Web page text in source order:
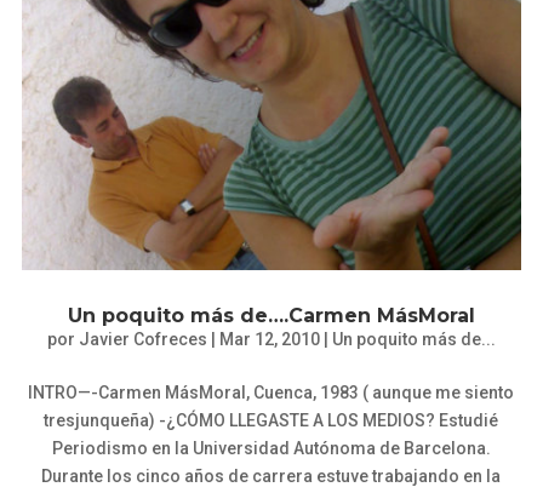
Un poquito más de….Carmen MásMoral
por Javier Cofreces Mar 12, 2010| Un poquito más de...
INTRO—-Carmen MásMoral, Cuenca, 1983 ( aunque me siento
tresjunqueña) -¿CÓMO LLEGASTE A LOS MEDIOS? Estudié
Periodismo en la Universidad Autónoma de Barcelona.
Durante los cinco años de carrera estuve trabajando en la